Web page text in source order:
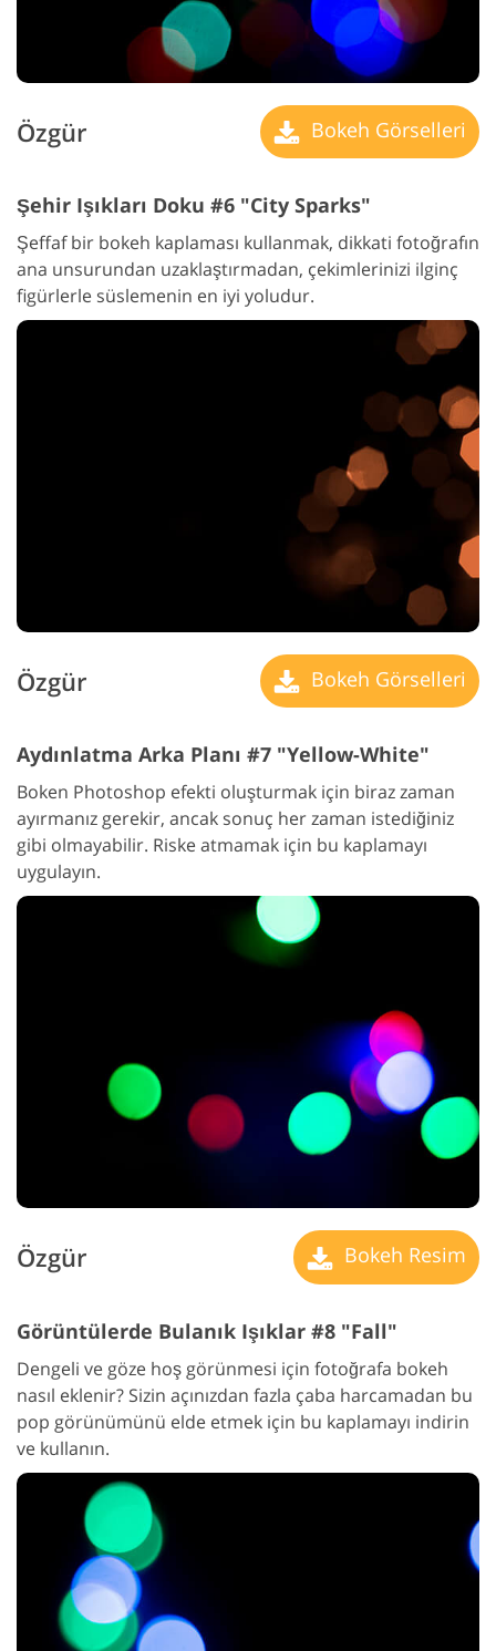
Özgür Bokeh Görselleri
Şehir Işıkları Doku #6 "City Sparks"
Şeffaf bir bokeh kaplaması kullanmak, dikkati fotoğrafın
ana unsurundan uzaklaştırmadan, çekimlerinizi ilginç
figürlerle süslemenin en iyi yoludur.
Özgür Bokeh Görselleri
Aydınlatma Arka Planı #7 "Yellow-White"
Boken Photoshop efekti oluşturmak için biraz zaman
ayırmanız gerekir, ancak sonuç her zaman istediğiniz
gibi olmayabilir. Riske atmamak için bu kaplamayı
uygulayın.
Özgür Bokeh Resim
Görüntülerde Bulanık Işıklar #8 "Fall"
Dengeli ve göze hoş görünmesi için fotoğrafa bokeh
nasıl eklenir? Sizin açınızdan fazla çaba harcamadan bu
pop görünümünü elde etmek için bu kaplamayı indirin
ve kullanın.